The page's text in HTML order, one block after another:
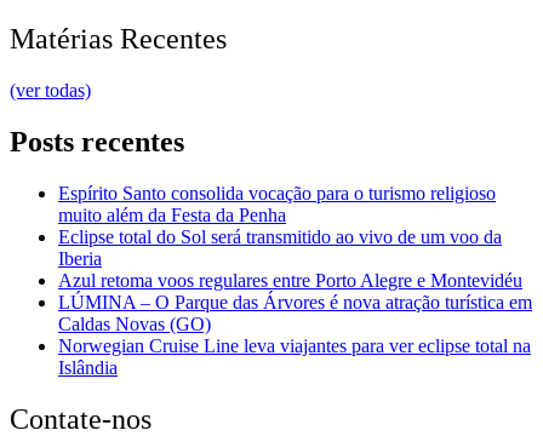
Matérias Recentes
(ver todas)
Posts recentes
Espírito Santo consolida vocação para o turismo religioso
muito além da Festa da Penha
Eclipse total do Sol será transmitido ao vivo de um voo da
Iberia
Azul retoma voos regulares entre Porto Alegre e Montevidéu
LÚMINA – O Parque das Árvores é nova atração turística em
Caldas Novas (GO)
Norwegian Cruise Line leva viajantes para ver eclipse total na
Islândia
Contate-nos